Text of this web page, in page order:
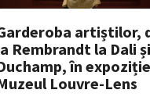
artiștilor,
Rembrandt la Dali și
în
Louvre-Lens